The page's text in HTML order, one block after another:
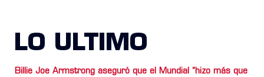
LO ULTIMO
Billie Joe Armstrong aseguró que el Mundial “hizo más que